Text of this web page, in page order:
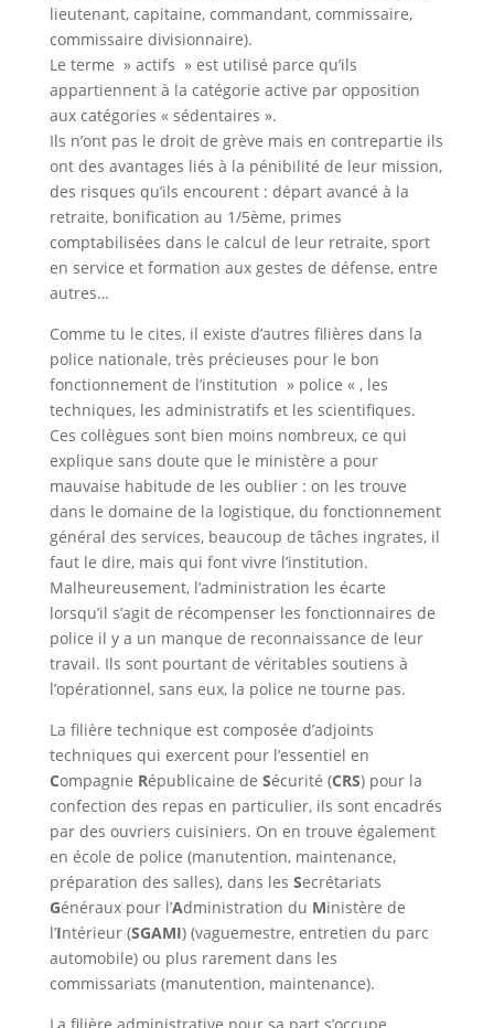
lieutenant, capitaine, commandant, commissaire,
commissaire divisionnaire).
Le terme » actifs » est utilisé parce qu’ils
appartiennent à la catégorie active par opposition
aux catégories « sédentaires ».
Ils n’ont pas le droit de grève mais en contrepartie ils
ont des avantages liés à la pénibilité de leur mission,
des risques qu’ils encourent : départ avancé à la
retraite, bonification au 1/5ème, primes
comptabilisées dans le calcul de leur retraite, sport
en service et formation aux gestes de défense, entre
autres…
Comme tu le cites, il existe d’autres filières dans la
police nationale, très précieuses pour le bon
fonctionnement de l’institution » police « , les
techniques, les administratifs et les scientifiques.
Ces collègues sont bien moins nombreux, ce qui
explique sans doute que le ministère a pour
mauvaise habitude de les oublier : on les trouve
dans le domaine de la logistique, du fonctionnement
général des services, beaucoup de tâches ingrates, il
faut le dire, mais qui font vivre l’institution.
Malheureusement, l’administration les écarte
lorsqu’il s’agit de récompenser les fonctionnaires de
police il y a un manque de reconnaissance de leur
travail. Ils sont pourtant de véritables soutiens à
l’opérationnel, sans eux, la police ne tourne pas.
La filière technique est composée d’adjoints
techniques qui exercent pour l’essentiel en
Compagnie Républicaine de Sécurité (CRS) pour la
confection des repas en particulier, ils sont encadrés
par des ouvriers cuisiniers. On en trouve également
en école de police (manutention, maintenance,
préparation des salles), dans les Secrétariats
Généraux pour l’Administration du Ministère de
l’Intérieur (SGAMI) (vaguemestre, entretien du parc
automobile) ou plus rarement dans les
commissariats (manutention, maintenance).